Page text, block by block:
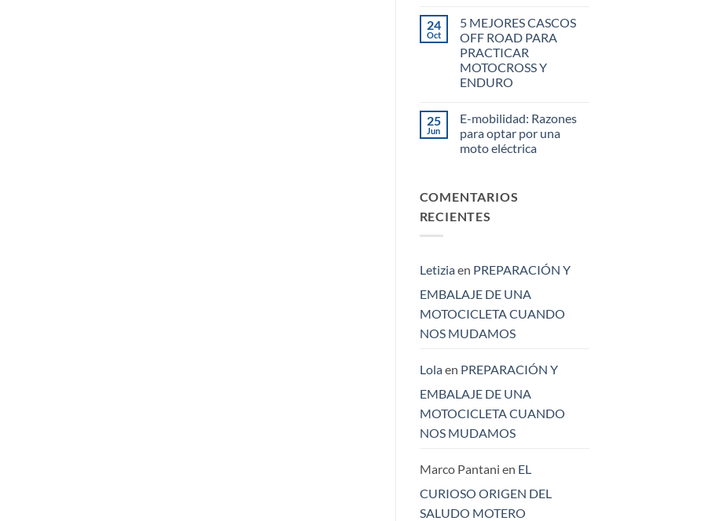
tarifas
de
luz
EMBALAJE
DE
UNA
MOTOCICLETA
CUANDO
NOS
MUDAMOS
24
Oct
5 MEJORES CASCOS
OFF ROAD PARA
PRACTICAR
MOTOCROSS Y
ENDURO
comentarios
5
MEJORES
PRACTICAR
Y
25
Jun
E-mobilidad: Razones
para optar por una
moto eléctrica
en
E-
mobilidad:
moto
COMENTARIOS
RECIENTES
Letiziaen PREPARACIÓN Y
EMBALAJE DE UNA
MOTOCICLETA CUANDO
NOS MUDAMOS
Lolaen PREPARACIÓN Y
EMBALAJE DE UNA
MOTOCICLETA CUANDO
NOS MUDAMOS
Marco Pantani en EL
CURIOSO ORIGEN DEL
SALUDO MOTERO